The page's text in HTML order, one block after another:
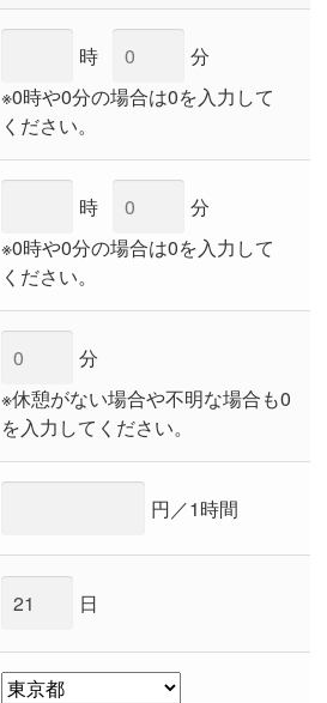
時
分
※0時や0分の場合は0を入力して
ください。
時
分
※0時や0分の場合は0を入力して
ください。
分
※休憩がない場合や不明な場合も0
を入力してください。
円／1時間
日